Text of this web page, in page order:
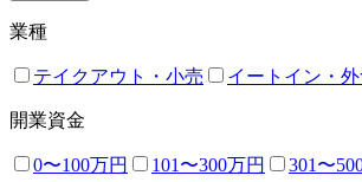
業種
テイクアウト・小売 イートイン・
開業資金
0〜100万円 101〜300万円 301〜